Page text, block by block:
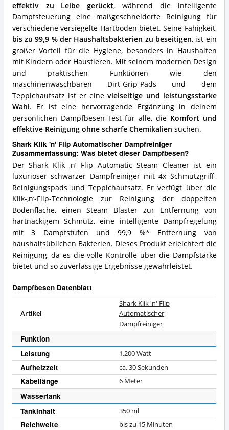
effektiv zu Leibe gerückt, während die intelligente
Dampfsteuerung eine maßgeschneiderte Reinigung für
verschiedene versiegelte Hartböden bietet. Seine Fähigkeit,
bis zu 99,9 % der Haushaltsbakterien zu beseitigen, ist ein
großer Vorteil für die Hygiene, besonders in Haushalten
mit Kindern oder Haustieren. Mit seinem modernen Design
und praktischen Funktionen wie den
maschinenwaschbaren Dirt-Grip-Pads und dem
Teppichaufsatz ist er einevielseitige und leistungsstarke
Wahl. Er ist eine hervorragende Ergänzung in deinem
persönlichen Dampfbesen-Test für alle, die Komfort und
effektive Reinigung ohne scharfe Chemikalien suchen.
Shark Klik 'n' Flip Automatischer Dampfreiniger
Zusammenfassung: Was bietet dieser Dampfbesen?
Der Shark Klik ‚n‘ Flip Automatic Steam Cleaner ist ein
luxuriöser schwarzer Dampfreiniger mit 4x Schmutzgriff-
Reinigungspads und Teppichaufsatz. Er verfügt über die
Klik-‚n‘-Flip-Technologie zur Reinigung der doppelten
Bodenfläche, einen Steam Blaster zur Entfernung von
hartnäckigem Schmutz, eine intelligente Dampfregelung
mit 3 Dampfstufen und 99,9 %* Entfernung von
haushaltsüblichen Bakterien. Dieses Produkt erleichtert die
Reinigung, da es die volle Kontrolle über die Dampfstärke
bietet und so zuverlässige Ergebnisse gewährleistet.
Dampfbesen Datenblatt
Artikel
Shark Klik 'n' Flip
Automatischer
Dampfreiniger
Funktion
Leistung
1.200Watt
Aufheizzeit ca. 30 Sekunden
Kabellänge 6 Meter
Wassertank
Tankinhalt
350 ml
Reichweite bis zu 15 Minuten